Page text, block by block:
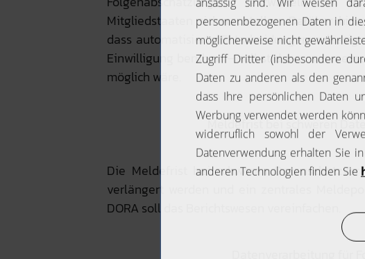
Mitgliedstaaten sicherzustellen. Darüber
dass automatisierte Entscheidungen
Einwilligung beruhen – selbst dann, wenn
möglich wäre.
Meldefrist bei schweren
Die Meldefrist bei schweren
verlängert werden und ein zentrales
DORA soll das Berichtswesen vereinfachen.